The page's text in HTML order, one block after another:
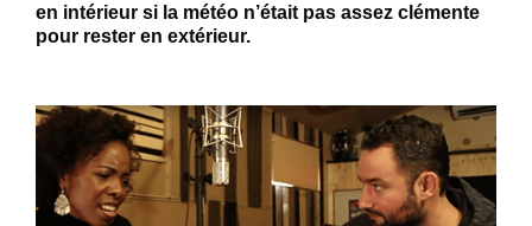
en intérieur si la météo n’était pas assez clémente
pour rester en extérieur.